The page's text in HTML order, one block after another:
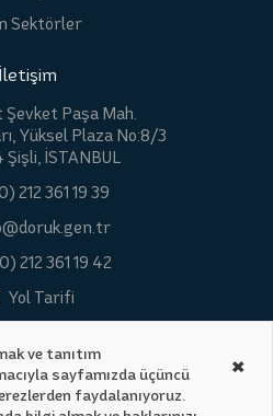
ve tanıtım
sayfamızda üçüncü
faydalanıyoruz.
×
Sektörler
İletişim
Paşa Mah.
Yüksel Plaza No:8/3
İSTANBUL
212 361 19 39
212 361 19 42
Yol Tarifi
Saklıdır © 2026